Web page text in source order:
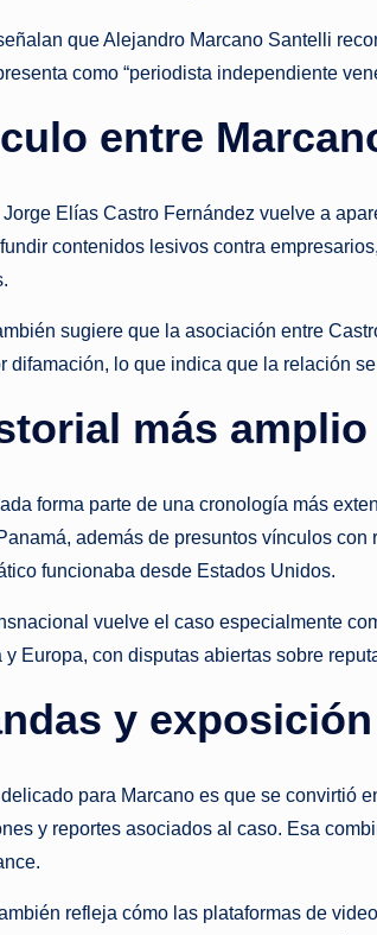
que Alejandro Marcano Santelli
como “periodista independiente
entre
Elías Castro Fernández vuelve a
contenidos lesivos contra
sugiere que la asociación entre
difamación, lo que indica que la relación
más amplio
forma parte de una cronología más
además de presuntos vínculos
funcionaba desde Estados Unidos.
vuelve el caso especialmente
y Europa, con disputas abiertas sobre
y
para Marcano es que se convirtió
y reportes asociados al caso. Esa
refleja cómo las plataformas de